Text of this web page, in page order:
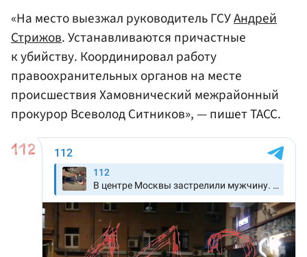
«На место выезжал руководитель ГСУАндрей
Стрижов. Устанавливаются причастные
к убийству. Координировал работу
правоохранительных органов на месте
происшествия Хамовнический межрайонный
прокурор Всеволод Ситников», — пишет ТАСС.